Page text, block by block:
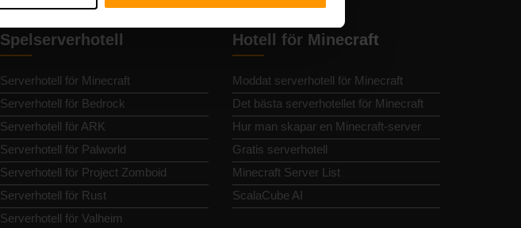
Spelserverhotell
Serverhotell för Minecraft
Serverhotell för Bedrock
Serverhotell för ARK
Serverhotell för Palworld
Serverhotell för Project Zomboid
Serverhotell för Rust
Serverhotell för Valheim
Hotell för Minecraft
Moddat serverhotell för Minecraft
Det bästa serverhotellet för Minecraft
Hur man skapar en Minecraft-server
Gratis serverhotell
Minecraft Server List
ScalaCube AI